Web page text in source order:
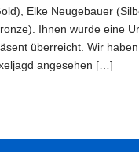
Elke Neugebauer
Ihnen wurde eine
überreicht. Wir
angesehen […]